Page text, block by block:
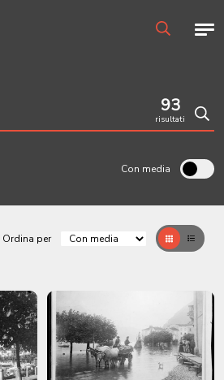
93
risultati
Con media
Ordina per GrigliaTable